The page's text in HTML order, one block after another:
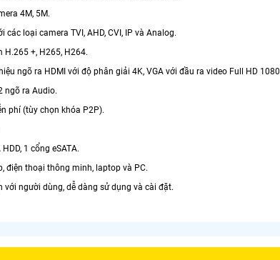
4M, 5M.
các loại camera TVI, AHD, CVI, IP và Analog.
H.265 +, H265, H264.
ngõ ra HDMI với độ phân giải 4K, VGA với đầu ra video Full HD
ngõ ra Audio.
phí (tùy chọn khóa P2P).
1 cổng eSATA.
điện thoại thông minh, laptop và PC.
với người dùng, dễ dàng sử dụng và cài đặt.